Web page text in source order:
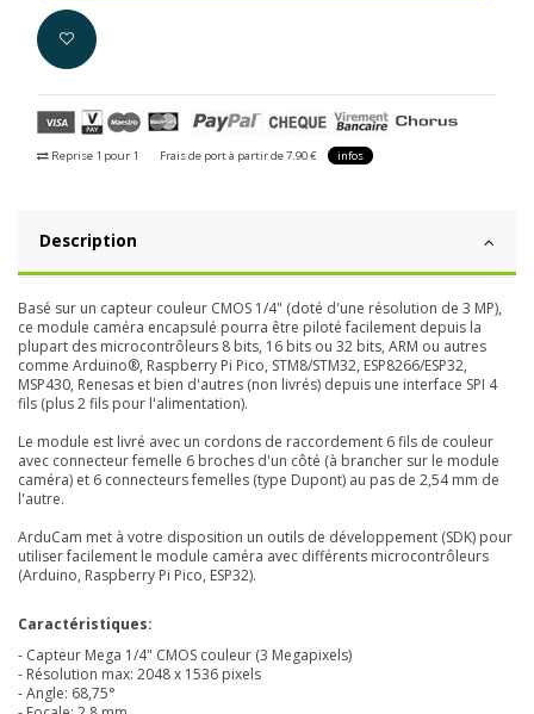
Reprise 1 pour 1 Frais de port à partir de 7.90 € infos
Description
Basé sur un capteur couleur CMOS 1/4" (doté d'une résolution de 3 MP),
ce module caméra encapsulé pourra être piloté facilement depuis la
plupart des microcontrôleurs 8 bits, 16 bits ou 32 bits, ARM ou autres
comme Arduino®, Raspberry Pi Pico, STM8/STM32, ESP8266/ESP32,
MSP430, Renesas et bien d'autres (non livrés) depuis une interface SPI 4
fils (plus 2 fils pour l'alimentation).
Le module est livré avec un cordons de raccordement 6 fils de couleur
avec connecteur femelle 6 broches d'un côté (à brancher sur le module
caméra) et 6 connecteurs femelles (type Dupont) au pas de 2,54 mm de
l'autre.
ArduCam met à votre disposition un outils de développement (SDK) pour
utiliser facilement le module caméra avec différents microcontrôleurs
(Arduino, Raspberry Pi Pico, ESP32).
Caractéristiques:
- Capteur Mega 1/4" CMOS couleur (3 Megapixels)
- Résolution max: 2048 x 1536 pixels
- Angle: 68,75°